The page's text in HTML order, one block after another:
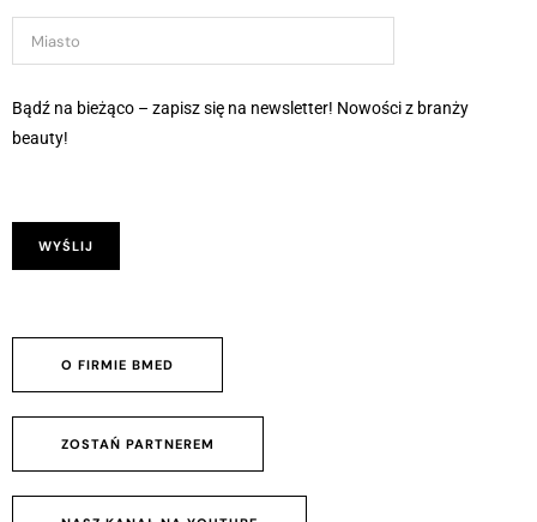
Bądź na bieżąco – zapisz się na newsletter! Nowości z branży
beauty!
O FIRMIE BMED
ZOSTAŃ PARTNEREM